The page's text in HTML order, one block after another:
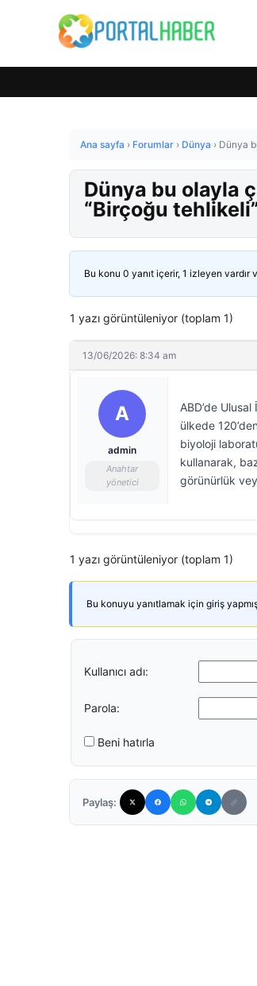
Ana sayfa › Forumlar › Dünya › Dünya
Dünya bu olayla
“Birçoğu
Bu konu 0 yanıt içerir, 1 izleyen vardır
1 yazı görüntüleniyor (toplam 1)
13/06/2026: 8:34 am
A
admin
Anahtar
yönetici
ABD’de
ülkede
biyoloji
kullanarak,
görünürlük
1 yazı görüntüleniyor (toplam 1)
Bu konuyu yanıtlamak için giriş yapmış
Kullanıcı adı:
Parola:
Beni hatırla
Paylaş: